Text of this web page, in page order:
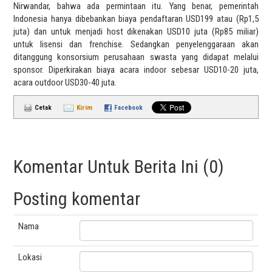
Nirwandar, bahwa ada permintaan itu. Yang benar, pemerintah
Indonesia hanya dibebankan biaya pendaftaran USD199 atau (Rp1,5
juta) dan untuk menjadi host dikenakan USD10 juta (Rp85 miliar)
untuk lisensi dan frenchise. Sedangkan penyelenggaraan akan
ditanggung konsorsium perusahaan swasta yang didapat melalui
sponsor. Diperkirakan biaya acara indoor sebesar USD10-20 juta,
acara outdoor USD30-40 juta.
Cetak Kirim Facebook
Komentar Untuk Berita Ini (0)
Posting komentar
Nama
Lokasi